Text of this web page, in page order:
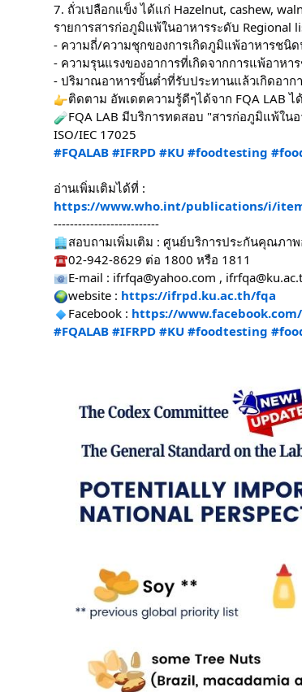
7. ถั่วเปลือกแข็ง ได้แก่ Hazelnut, cashew,
รายการสารก่อภูมิแพ้ในอาหารระดับ
- ความถี่/ความชุกของการเกิดภูมิแพ้อาหารชนิ
- ความรุนแรงของอาการที่เกิดจากการแพ้อาหา
- ปริมาณอาหารขั้นต่ำที่รับประทานแล้วเกิดอาก
ติดตาม อัพเดตความรู้ดีๆได้จาก FQA LAB
FQA LAB มีบริการทดสอบ "สารก่อภูมิแพ้ใน
ISO/IEC 17025
#FQALAB #IFRPD #KU #foodtesting
อ่านเพิ่มเติมได้ที่ :
https://www.who.int/publications/i/
--------------------------
สอบถามเพิ่มเติม : ศูนย์บริการประกันคุณภาพ
02-942-8629 ต่อ 1800 หรือ 1811
E-mail : ifrfqa@yahoo.com ,
website : https://ifrpd.ku.ac.th/fqa
Facebook : https://www.facebook.com/
#FQALAB #IFRPD #KU #foodtesting